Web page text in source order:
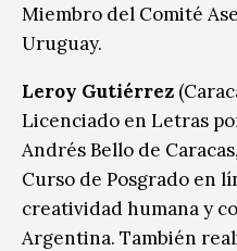
Miembro del Comité
Uruguay.
Leroy Gutiérrez
Licenciado en Letras
Andrés Bello de
Curso de Posgrado en
creatividad humana y
Argentina. También